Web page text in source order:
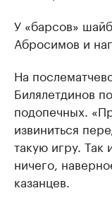
У «барсов»
Абросимов и
На
Билялетдинов
подопечных.
извиниться
такую игру. Так
ничего,
казанцев.